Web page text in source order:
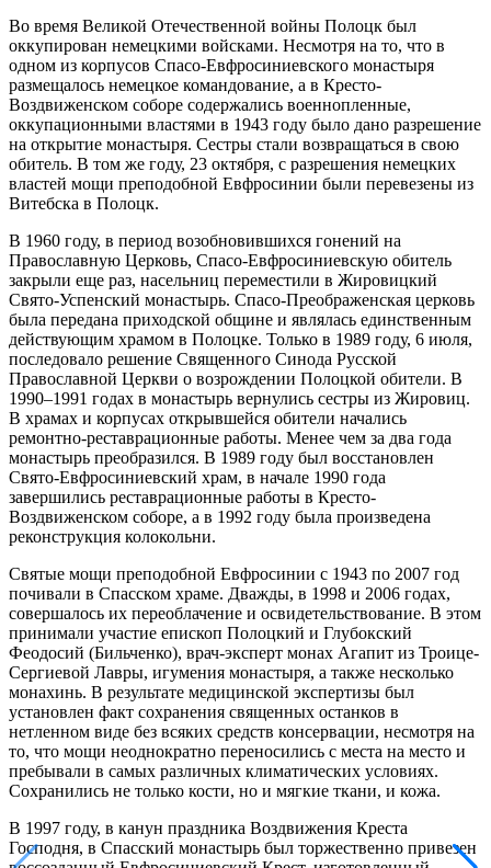
Во время Великой Отечественной войны Полоцк был
оккупирован немецкими войсками. Несмотря на то, что в
одном из корпусов Спасо-Евфросиниевского монастыря
размещалось немецкое командование, а в Кресто-
Воздвиженском соборе содержались военнопленные,
оккупационными властями в 1943 году было дано разрешение
на открытие монастыря. Сестры стали возвращаться в свою
обитель. В том же году, 23 октября, с разрешения немецких
властей мощи преподобной Евфросинии были перевезены из
Витебска в Полоцк.
В 1960 году, в период возобновившихся гонений на
Православную Церковь, Спасо-Евфросиниевскую обитель
закрыли еще раз, насельниц переместили в Жировицкий
Свято-Успенский монастырь. Спасо-Преображенская церковь
была передана приходской общине и являлась единственным
действующим храмом в Полоцке. Только в 1989 году, 6 июля,
последовало решение Священного Синода Русской
Православной Церкви о возрождении Полоцкой обители. В
1990–1991 годах в монастырь вернулись сестры из Жировиц.
В храмах и корпусах открывшейся обители начались
ремонтно-реставрационные работы. Менее чем за два года
монастырь преобразился. В 1989 году был восстановлен
Свято-Евфросиниевский храм, в начале 1990 года
завершились реставрационные работы в Кресто-
Воздвиженском соборе, а в 1992 году была произведена
реконструкция колокольни.
Святые мощи преподобной Евфросинии с 1943 по 2007 год
почивали в Спасском храме. Дважды, в 1998 и 2006 годах,
совершалось их переоблачение и освидетельствование. В этом
принимали участие епископ Полоцкий и Глубокский
Феодосий (Бильченко), врач-эксперт монах Агапит из Троице-
Сергиевой Лавры, игумения монастыря, а также несколько
монахинь. В результате медицинской экспертизы был
установлен факт сохранения священных останков в
нетленном виде без всяких средств консервации, несмотря на
то, что мощи неоднократно переносились с места на место и
пребывали в самых различных климатических условиях.
Сохранились не только кости, но и мягкие ткани, и кожа.
В 1997 году, в канун праздника Воздвижения Креста
Господня, в Спасский монастырь был торжественно привезен